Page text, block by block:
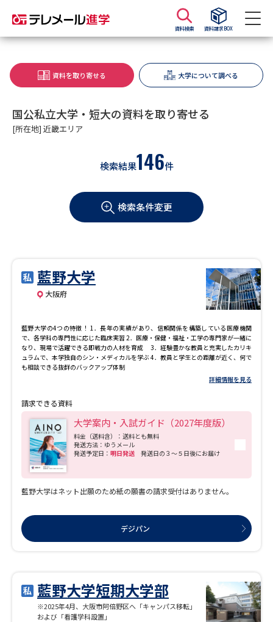
資料検索 資料請求BOX
資料請求 資料検索
大学・短大の資料種類から請求
総合型選抜・学校推薦型選抜 募
大学入学共通テスト利用選抜の
専門学校の資料請求 大学院の資料請求
大学入学共通テスト「受験案
大学入学共通テスト「受験上の
配慮案内」の請求
高等学校卒業程度認定試験
小学校教員資格認定試験
高等学校（情報）教員資格認定
試験
大学研究 大学検索
新増設大学・学部・学科特集
国際・グローバルに強い大学特
集
デジタルパンフレット 進路の３択
資料を取り寄せる 大学について調べる
国公私立大学・短大の資料を取り寄せる
[所在地] 近畿エリア
検索結果146件
検索条件変更
藍野大学
大阪府
藍野大学の4つの特徴！ 1．長年の実績があり、信頼関係を構築している医療機関
で、各学科の専門性に応じた臨床実習 2．医療・保健・福祉・工学の専門家が一緒に
なり、現場で活躍できる即戦力の人材を育成 3．経験豊かな教員と充実したカリキ
ュラムで、本学独自のシン・メディカルを学ぶ 4．教員と学生との距離が近く、何で
も相談できる抜群のバックアップ体制
詳細情報を見る
請求できる資料
大学案内・入試ガイド（2027年度版）
料金（送料含）：送料とも無料
発送方法：ゆうメール
発送予定日： 明日発送 発送日の３～５日後にお届け
藍野大学はネット出願のため紙の願書の請求受付はありません。
デジパン
藍野大学短期大学部
※2025年4月、大阪市阿倍野区へ「キャンパス移転」
および「看護学科設置」